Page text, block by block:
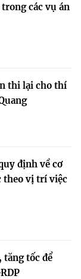
các vụ án
thi lại cho thí
định về cơ
theo vị trí việc
tăng tốc để